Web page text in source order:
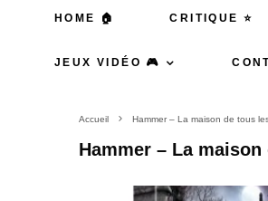
HOME 🏠 CRITIQUE ⭐
JEUX VIDÉO 🎮
Accueil Hammer – La maison de tous
Hammer – La